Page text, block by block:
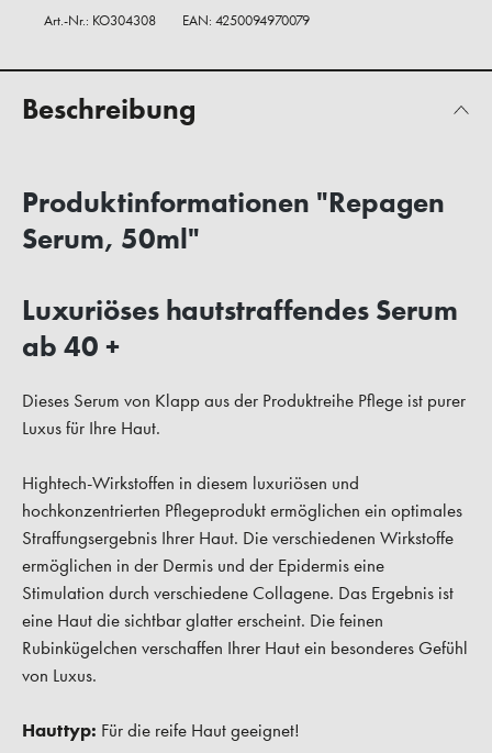
Art.-Nr.: KO304308 EAN: 4250094970079
Beschreibung
Produktinformationen "Repagen
Serum, 50ml"
Luxuriöses hautstraffendes Serum
ab 40 +
Dieses Serum von Klapp aus der Produktreihe Pflege ist purer
Luxus für Ihre Haut.
Hightech-Wirkstoffen in diesem luxuriösen und
hochkonzentrierten Pflegeprodukt ermöglichen ein optimales
Straffungsergebnis Ihrer Haut. Die verschiedenen Wirkstoffe
ermöglichen in der Dermis und der Epidermis eine
Stimulation durch verschiedene Collagene. Das Ergebnis ist
eine Haut die sichtbar glatter erscheint. Die feinen
Rubinkügelchen verschaffen Ihrer Haut ein besonderes Gefühl
von Luxus.
Hauttyp: Für die reife Haut geeignet!